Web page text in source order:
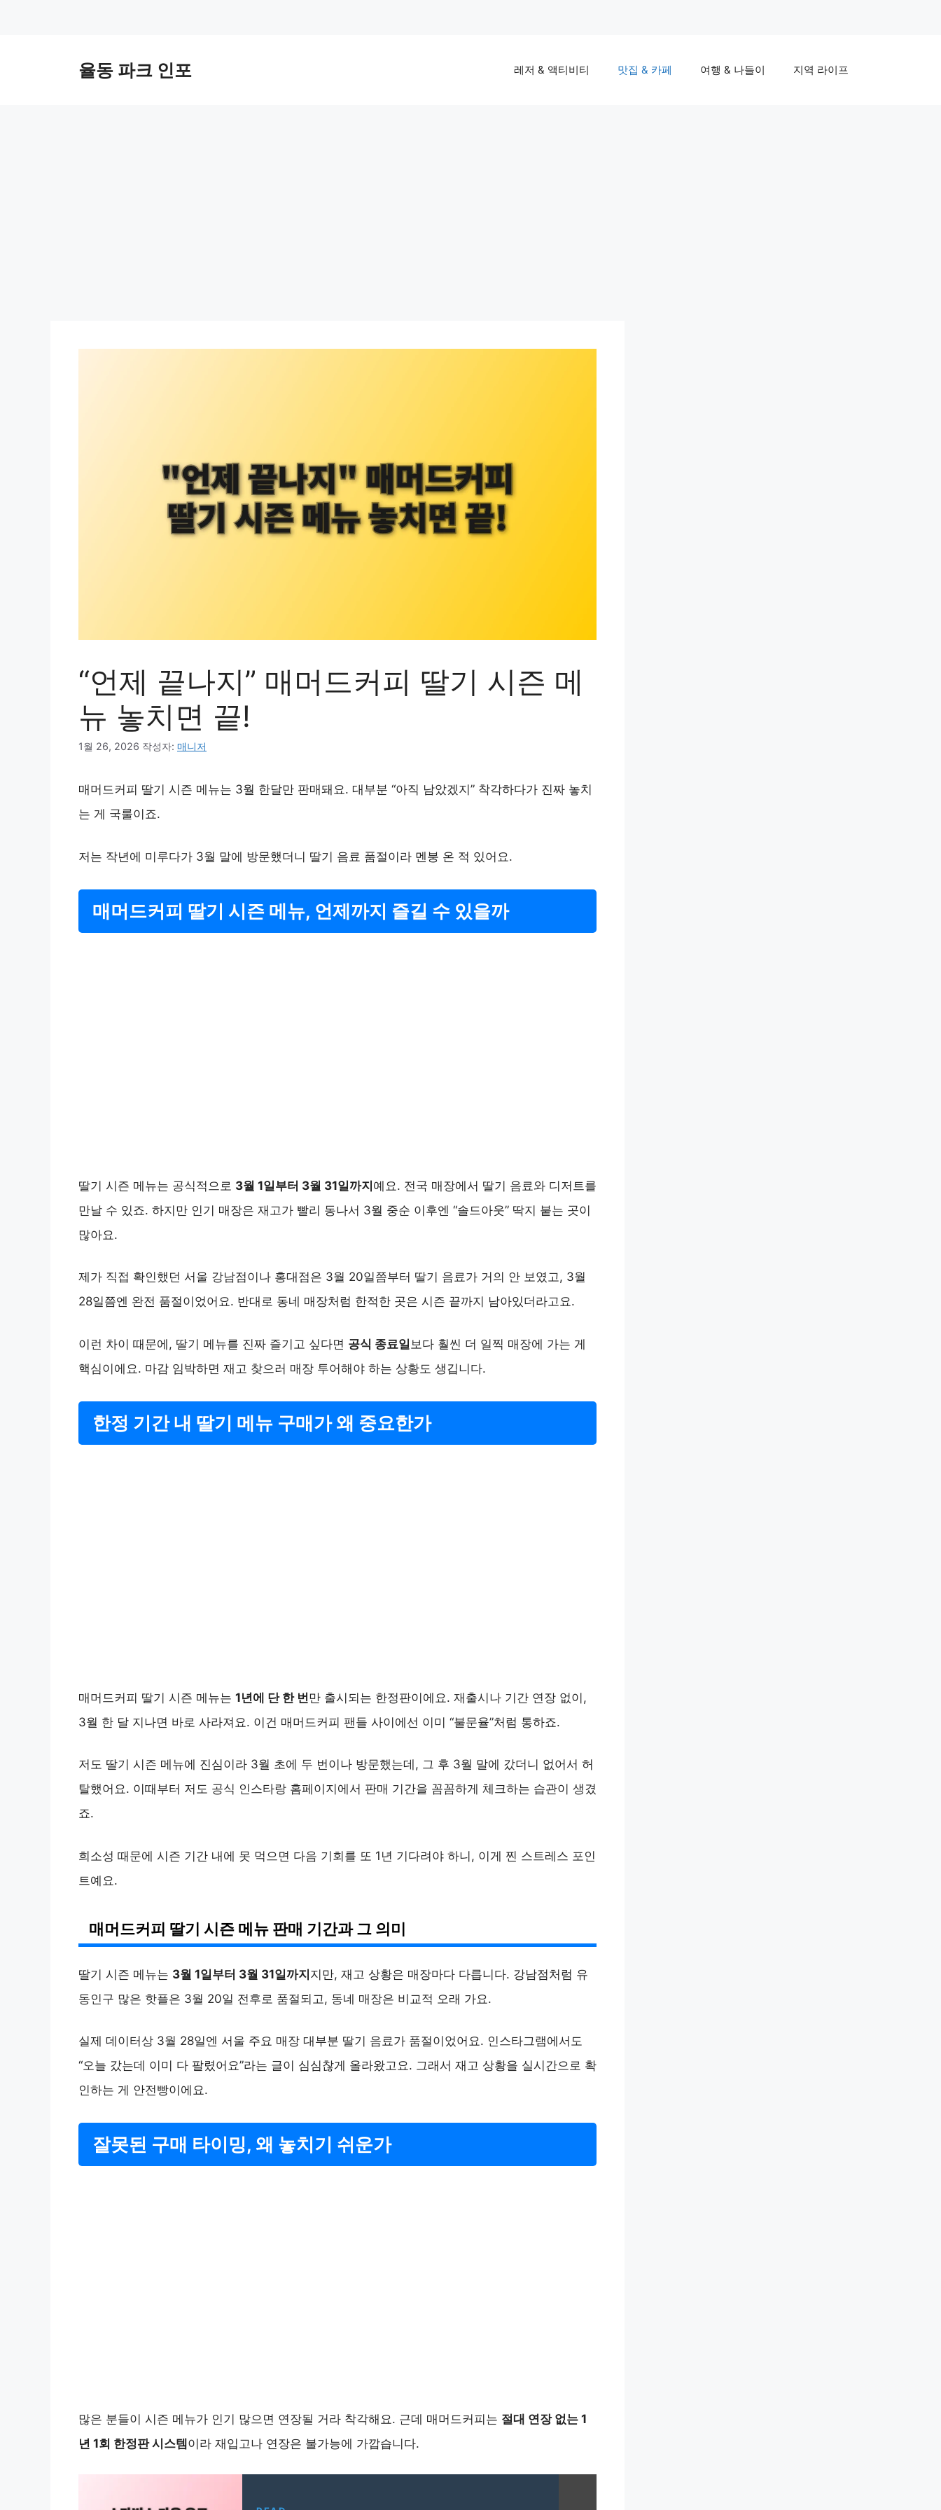
율동 파크 인포 레저 & 액티비티 맛집 & 카페 여행 & 나들이 지역 라이프
“언제 끝나지” 매머드커피 딸기 시즌 메
뉴 놓치면 끝!
1월 26, 2026 작성자: 매니저
매머드커피 딸기 시즌 메뉴는 3월 한달만 판매돼요. 대부분 “아직 남았겠지” 착각하다가 진짜 놓치
는 게 국룰이죠.
저는 작년에 미루다가 3월 말에 방문했더니 딸기 음료 품절이라 멘붕 온 적 있어요.
매머드커피 딸기 시즌 메뉴, 언제까지 즐길 수 있을까
딸기 시즌 메뉴는 공식적으로 3월 1일부터 3월 31일까지예요. 전국 매장에서 딸기 음료와 디저트를
만날 수 있죠. 하지만 인기 매장은 재고가 빨리 동나서 3월 중순 이후엔 “솔드아웃” 딱지 붙는 곳이
많아요.
제가 직접 확인했던 서울 강남점이나 홍대점은 3월 20일쯤부터 딸기 음료가 거의 안 보였고, 3월
28일쯤엔 완전 품절이었어요. 반대로 동네 매장처럼 한적한 곳은 시즌 끝까지 남아있더라고요.
이런 차이 때문에, 딸기 메뉴를 진짜 즐기고 싶다면 공식 종료일 보다 훨씬 더 일찍 매장에 가는 게
핵심이에요. 마감 임박하면 재고 찾으러 매장 투어해야 하는 상황도 생깁니다.
한정 기간 내 딸기 메뉴 구매가 왜 중요한가
매머드커피 딸기 시즌 메뉴는 1년에 단 한 번만 출시되는 한정판이에요. 재출시나 기간 연장 없이,
3월 한 달 지나면 바로 사라져요. 이건 매머드커피 팬들 사이에선 이미 “불문율”처럼 통하죠.
저도 딸기 시즌 메뉴에 진심이라 3월 초에 두 번이나 방문했는데, 그 후 3월 말에 갔더니 없어서 허
탈했어요. 이때부터 저도 공식 인스타랑 홈페이지에서 판매 기간을 꼼꼼하게 체크하는 습관이 생겼
죠.
희소성 때문에 시즌 기간 내에 못 먹으면 다음 기회를 또 1년 기다려야 하니, 이게 찐 스트레스 포인
트예요.
매머드커피 딸기 시즌 메뉴 판매 기간과 그 의미
딸기 시즌 메뉴는 3월 1일부터 3월 31일까지지만, 재고 상황은 매장마다 다릅니다. 강남점처럼 유
동인구 많은 핫플은 3월 20일 전후로 품절되고, 동네 매장은 비교적 오래 가요.
실제 데이터상 3월 28일엔 서울 주요 매장 대부분 딸기 음료가 품절이었어요. 인스타그램에서도
“오늘 갔는데 이미 다 팔렸어요”라는 글이 심심찮게 올라왔고요. 그래서 재고 상황을 실시간으로 확
인하는 게 안전빵이에요.
잘못된 구매 타이밍, 왜 놓치기 쉬운가
많은 분들이 시즌 메뉴가 인기 많으면 연장될 거라 착각해요. 근데 매머드커피는 절대 연장 없는 1
년 1회 한정판 시스템 이라 재입고나 연장은 불가능에 가깝습니다.